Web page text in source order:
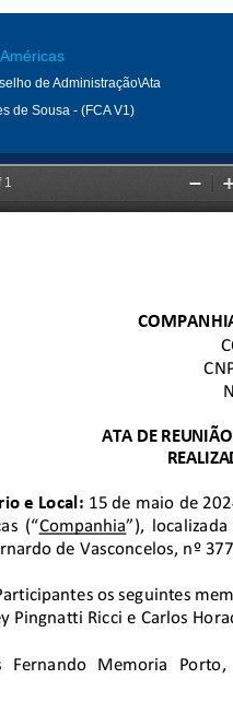
de Administração\Ata
de Sousa - (FCA V1)